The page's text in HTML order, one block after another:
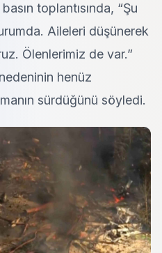
toplantısında, “Şu
Aileleri düşünerek
Ölenlerimiz de var.”
henüz
sürdüğünü söyledi.